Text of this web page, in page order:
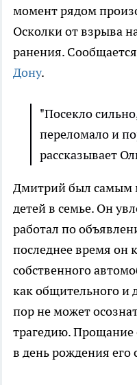
момент рядом
Осколки от взрыва
ранения.
Дону.
"Посекло
переломало и
рассказывает
Дмитрий был самым
детей в семье. Он
работал по
последнее время он
собственного
как общительного и
пор не может
трагедию. Прощание
в день рождения его